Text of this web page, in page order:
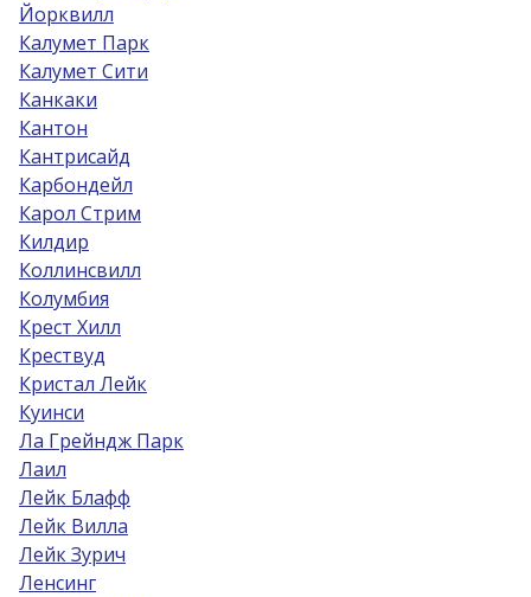
Йорквилл
Калумет Парк
Калумет Сити
Канкаки
Кантон
Кантрисайд
Карбондейл
Карол Стрим
Килдир
Коллинсвилл
Колумбия
Крест Хилл
Крествуд
Кристал Лейк
Куинси
Ла Грейндж Парк
Лаил
Лейк Блафф
Лейк Вилла
Лейк Зурич
Ленсинг